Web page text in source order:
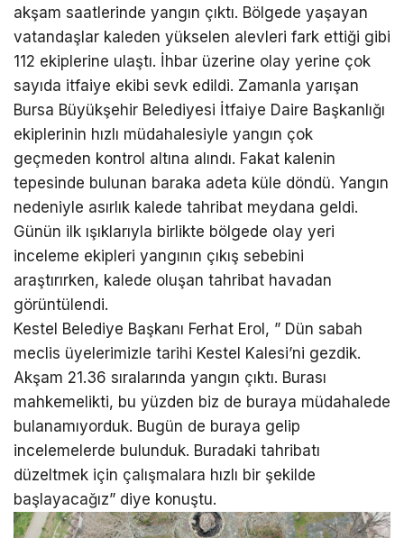
akşam saatlerinde yangın çıktı. Bölgede yaşayan
vatandaşlar kaleden yükselen alevleri fark ettiği gibi
112 ekiplerine ulaştı. İhbar üzerine olay yerine çok
sayıda itfaiye ekibi sevk edildi. Zamanla yarışan
Bursa Büyükşehir Belediyesi İtfaiye Daire Başkanlığı
ekiplerinin hızlı müdahalesiyle yangın çok
geçmeden kontrol altına alındı. Fakat kalenin
tepesinde bulunan baraka adeta küle döndü. Yangın
nedeniyle asırlık kalede tahribat meydana geldi.
Günün ilk ışıklarıyla birlikte bölgede olay yeri
inceleme ekipleri yangının çıkış sebebini
araştırırken, kalede oluşan tahribat havadan
görüntülendi.
Kestel Belediye Başkanı Ferhat Erol, ” Dün sabah
meclis üyelerimizle tarihi Kestel Kalesi’ni gezdik.
Akşam 21.36 sıralarında yangın çıktı. Burası
mahkemelikti, bu yüzden biz de buraya müdahalede
bulanamıyorduk. Bugün de buraya gelip
incelemelerde bulunduk. Buradaki tahribatı
düzeltmek için çalışmalara hızlı bir şekilde
başlayacağız” diye konuştu.